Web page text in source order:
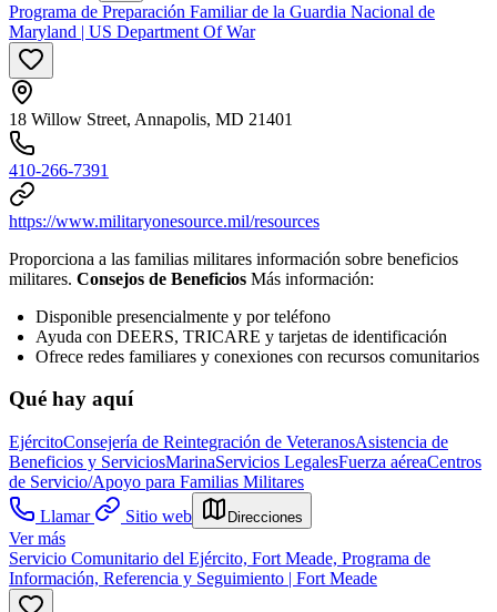
Programa de Preparación Familiar de la Guardia Nacional de
Maryland | US Department Of War
18 Willow Street, Annapolis, MD 21401
410-266-7391
https://www.militaryonesource.mil/resources
Proporciona a las familias militares información sobre beneficios
militares. Consejos de Beneficios Más información:
Disponible presencialmente y por teléfono
Ayuda con DEERS, TRICARE y tarjetas de identificación
Ofrece redes familiares y conexiones con recursos comunitarios
Qué hay aquí
EjércitoConsejería de Reintegración de VeteranosAsistencia de
Beneficios y ServiciosMarinaServicios LegalesFuerza aéreaCentros
de Servicio/Apoyo para Familias Militares
Llamar
Sitio web Direcciones
Ver más
Servicio Comunitario del Ejército, Fort Meade, Programa de
Información, Referencia y Seguimiento | Fort Meade